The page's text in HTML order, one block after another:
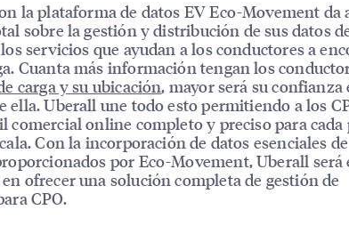
la plataforma de datos EV Eco-Movement da
sobre la gestión y distribución de sus datos
servicios que ayudan a los conductores a
Cuanta más información tengan los
carga y su ubicación, mayor será su confianza
ella. Uberall une todo esto permitiendo a los
comercial online completo y preciso para cada
Con la incorporación de datos esenciales de
por Eco-Movement, Uberall será
ofrecer una solución completa de gestión de
CPO.